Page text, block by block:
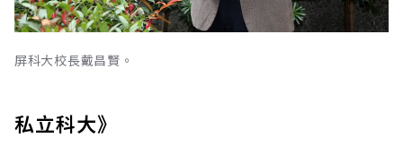
屏科大校長戴昌賢。
私立科大》